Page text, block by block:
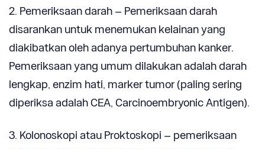
2. Pemeriksaan darah – Pemeriksaan darah
disarankan untuk menemukan kelainan yang
diakibatkan oleh adanya pertumbuhan kanker.
Pemeriksaan yang umum dilakukan adalah darah
lengkap, enzim hati, marker tumor (paling sering
diperiksa adalah CEA, Carcinoembryonic Antigen).
3. Kolonoskopi atau Proktoskopi – pemeriksaan